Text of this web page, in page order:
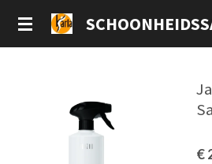
Ga
direct
€